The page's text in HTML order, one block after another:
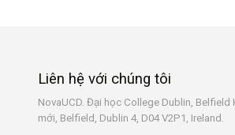
Liên hệ với chúng tôi
NovaUCD. Đại học College Dublin, Belfield
mới, Belfield, Dublin 4, D04 V2P1, Ireland.